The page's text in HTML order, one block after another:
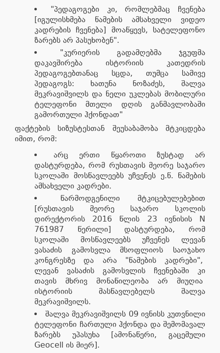
"პედაგოგები კი, რომლებმაც ჩვენება
[იგულისხმება წამების ამსახველი ვიდეო
კადრების ჩვენება] მოაწყევს, სატელეფონო
ზარებს არ პასუხობენ".
"კურიერის გადამღებმა ჯგუფმა
დაკავშირება ისტორიის კათედრის
პედაგოგებთანაც სცდა, თუმცა სამივე
პედაგოგს: ხათუნა ნოზაძეს, შალვა
მეკრავიშვილს და ნელი უკლებას მობილური
ტელეფონი მთელი დღის განმავლობაში
გამორთული ჰქონდათ"
ფაქტების სიზუსტესთან შეუსაბამობა მტკიცდება
იმით, რომ:
არც ერთი წყაროთი ზუსტად არ
დასტურდება, რომ რუსთავის მეორე საჯარო
სკოლაში მოსწავლეებს უჩვენეს ე.წ. წამების
ამსახველი კადრები.
წარმოდგენილი მტკიცებულებებით
[რუსთავის მეორე საჯარო სკოლის
დირექტორის 2016 წლის 23 ივნისის N
761987 წერილი] დასტურდება, რომ
სკოლაში მოსწავლეებს უჩვენეს ლევან
ვასაძის გამოსვლა მსოფლიოს საოჯახო
კონგრესზე და არა "წამების კადრები",
ლევან ვასაძის გამოსვლის ჩვენებაში კი
თავის მხრივ მონაწილეობა არ მიუღია
ისტორიის მასწავლებელს შალვა
მეკრავიშვილს.
შალვა მეკრავიშვილს 09 ივნისს კუთვნილი
ტელეფონი ჩართული ჰქონდა და შემომავალ
ზარებს უპასუხა [ამონაწერი, გაცემული
Geocell ის მიერ].